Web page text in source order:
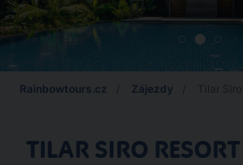
Rainbowtours.cz Zájezdy
TILAR SIRO RESORT